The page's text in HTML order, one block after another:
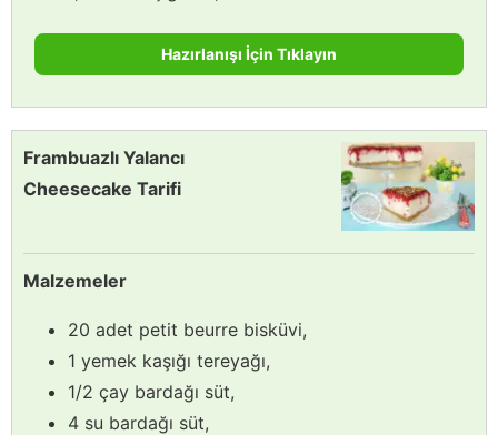
Hazırlanışı İçin Tıklayın
Frambuazlı Yalancı
Cheesecake Tarifi
Malzemeler
20 adet petit beurre bisküvi,
1 yemek kaşığı tereyağı,
1/2 çay bardağı süt,
4 su bardağı süt,